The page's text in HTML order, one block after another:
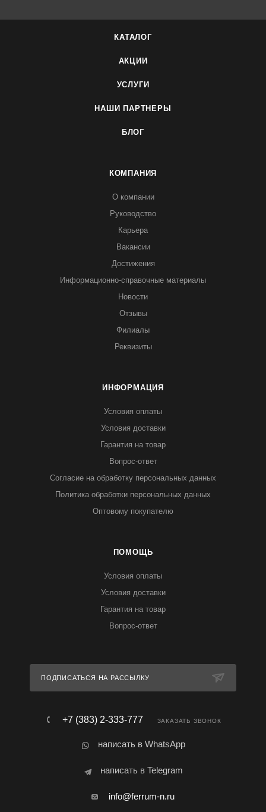
КАТАЛОГ
АКЦИИ
УСЛУГИ
НАШИ ПАРТНЕРЫ
БЛОГ
КОМПАНИЯ
О компании
Руководство
Карьера
Вакансии
Достижения
Информационно-справочные материалы
Новости
Отзывы
Филиалы
Реквизиты
ИНФОРМАЦИЯ
Условия оплаты
Условия доставки
Гарантия на товар
Вопрос-ответ
Согласие на обработку персональных данных
Политика обработки персональных данных
Оптовому покупателю
ПОМОЩЬ
Условия оплаты
Условия доставки
Гарантия на товар
Вопрос-ответ
ПОДПИСАТЬСЯ НА РАССЫЛКУ
+7 (383) 2-333-777 ЗАКАЗАТЬ ЗВОНОК
написать в WhatsApp
написать в Telegram
info@ferrum-n.ru